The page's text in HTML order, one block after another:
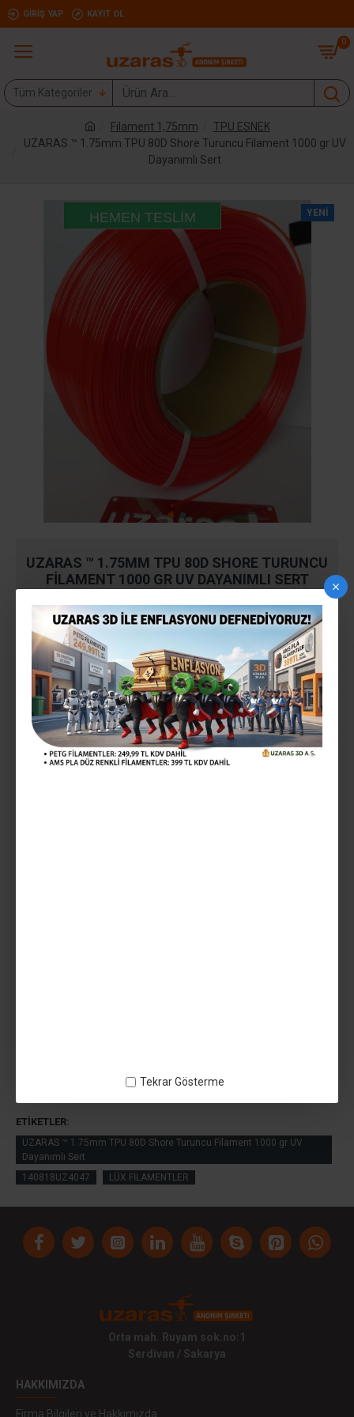
Tekrar Gösterme
GIRIŞ YAP KAYIT OL
0
Tüm Kategoriler
Filament 1,75mm
TPU ESNEK
UZARAS ™ 1.75mm TPU 80D Shore Turuncu Filament 1000 gr UV
Dayanımlı Sert
YENI
HEMEN TESLIM
UZARAS ™ 1.75MM TPU 80D SHORE TURUNCU
FILAMENT 1000 GR UV DAYANIMLI SERT
STOK: Stokta Var
MODEL: 140818UZ4047
1.029,99TL
Vergiler Hariç: 858,33TL
ETIKETLER:
UZARAS ™ 1.75mm TPU 80D Shore Turuncu Filament 1000 gr UV
Dayanımlı Sert
140818UZ4047
LÜX FİLAMENTLER
Orta mah. Ruyam sok.no:1
Serdivan / Sakarya
HAKKIMIZDA
Firma Bilgileri ve Hakkımızda